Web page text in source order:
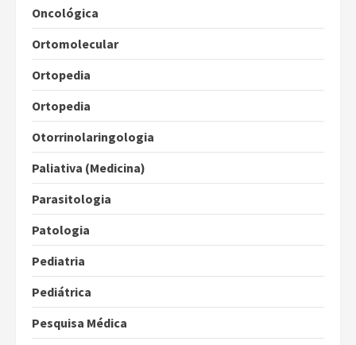
Oncológica
Ortomolecular
Ortopedia
Ortopedia
Otorrinolaringologia
Paliativa (Medicina)
Parasitologia
Patologia
Pediatria
Pediátrica
Pesquisa Médica